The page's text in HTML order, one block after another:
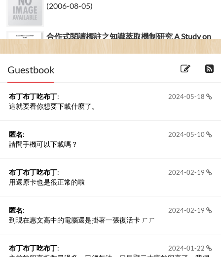
(2006-08-05)
合作式閱讀標註之知識萃取機制研究 A Study on
Guestbook
2024-05-18
布丁布丁吃布丁:
這就要看你想要下載什麼了。
2024-05-10
匿名:
請問手機可以下載嗎？
2024-02-19
布丁布丁吃布丁:
用還原卡也是很正常的啦
2024-02-19
匿名:
到現在惠文高中的電腦還是掛著一張復活卡 ㄏㄏ
2024-01-22
布丁布丁吃布丁: